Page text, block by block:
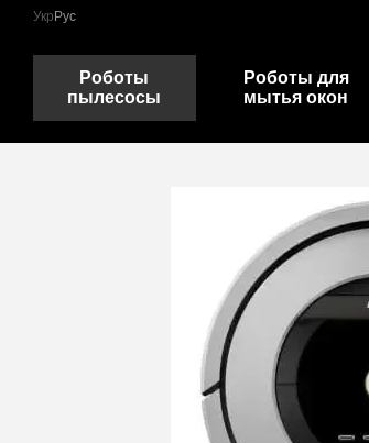
Перейти к основному контенту
Укр Рус
Роботы
пылесосы
Роботы для
мытья окон